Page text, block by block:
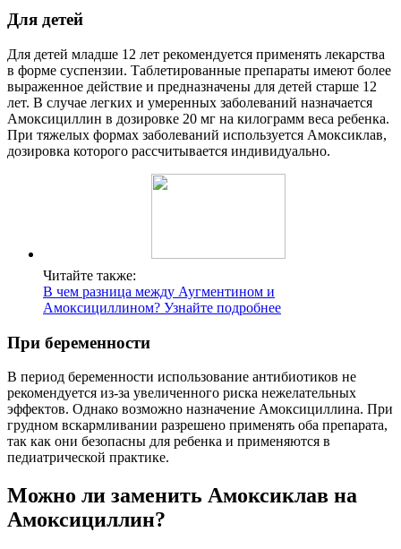
Для детей
Для детей младше 12 лет рекомендуется применять лекарства
в форме суспензии. Таблетированные препараты имеют более
выраженное действие и предназначены для детей старше 12
лет. В случае легких и умеренных заболеваний назначается
Амоксициллин в дозировке 20 мг на килограмм веса ребенка.
При тяжелых формах заболеваний используется Амоксиклав,
дозировка которого рассчитывается индивидуально.
Читайте также:
В чем разница между Аугментином и
Амоксициллином? Узнайте подробнее
При беременности
В период беременности использование антибиотиков не
рекомендуется из-за увеличенного риска нежелательных
эффектов. Однако возможно назначение Амоксициллина. При
грудном вскармливании разрешено применять оба препарата,
так как они безопасны для ребенка и применяются в
педиатрической практике.
Можно ли заменить Амоксиклав на
Амоксициллин?